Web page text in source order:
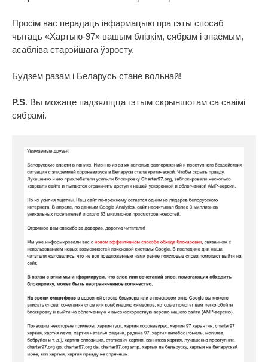
Просім вас перадаць інфармацыю пра гэты спосаб
чытаць «Хартыю-97» вашым блізкім, сябрам і знаёмым,
асабліва старэйшага ўзросту.
Будзем разам і Беларусь стане вольнай!
P.S. Вы можаце падзяліцца гэтым скрыншотам са сваімі
сябрамі.